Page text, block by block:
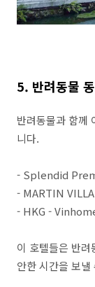
5. 반려동물
반려동물과 함께
니다.
- Splendid
- MARTIN VILLA
- HKG -
이 호텔들은 반
안한 시간을 보낼